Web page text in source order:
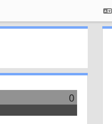
0